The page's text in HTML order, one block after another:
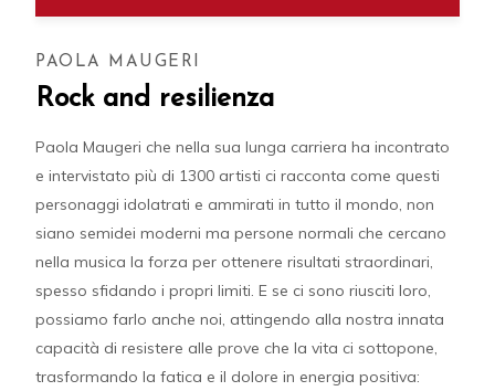
PAOLA MAUGERI
Rock and resilienza
Paola Maugeri che nella sua lunga carriera ha incontrato
e intervistato più di 1300 artisti ci racconta come questi
personaggi idolatrati e ammirati in tutto il mondo, non
siano semidei moderni ma persone normali che cercano
nella musica la forza per ottenere risultati straordinari,
spesso sfidando i propri limiti. E se ci sono riusciti loro,
possiamo farlo anche noi, attingendo alla nostra innata
capacità di resistere alle prove che la vita ci sottopone,
trasformando la fatica e il dolore in energia positiva: